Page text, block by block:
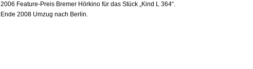
2006 Feature-Preis Bremer Hörkino für das Stück „Kind L 364“.
Ende 2008 Umzug nach Berlin.